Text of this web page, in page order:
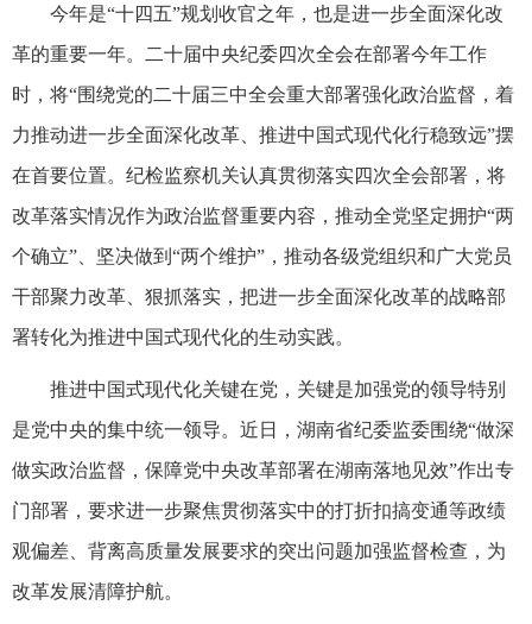
今年是“十四五”规划收官之年，也是进一步全面深化改
革的重要一年。二十届中央纪委四次全会在部署今年工作
时，将“围绕党的二十届三中全会重大部署强化政治监督，着
力推动进一步全面深化改革、推进中国式现代化行稳致远”摆
在首要位置。纪检监察机关认真贯彻落实四次全会部署，将
改革落实情况作为政治监督重要内容，推动全党坚定拥护“两
个确立”、坚决做到“两个维护”，推动各级党组织和广大党员
干部聚力改革、狠抓落实，把进一步全面深化改革的战略部
署转化为推进中国式现代化的生动实践。
推进中国式现代化关键在党，关键是加强党的领导特别
是党中央的集中统一领导。近日，湖南省纪委监委围绕“做深
做实政治监督，保障党中央改革部署在湖南落地见效”作出专
门部署，要求进一步聚焦贯彻落实中的打折扣搞变通等政绩
观偏差、背离高质量发展要求的突出问题加强监督检查，为
改革发展清障护航。